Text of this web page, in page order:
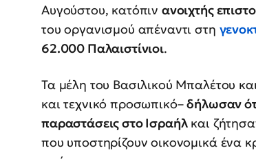
Αυγούστου, κατόπιν ανοιχτής
του οργανισμού απέναντι στη
62.000 Παλαιστίνιοι.
Τα μέλη του Βασιλικού Μπαλέτου
και τεχνικό προσωπικό–δήλωσαν
παραστάσεις στο Ισραήλκαι
που υποστηρίζουν οικονομικά ένα